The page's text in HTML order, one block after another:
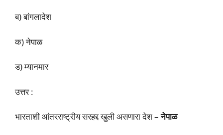
ब) बांगलादेश
क) नेपाळ
ड) म्यानमार
उत्तर :
भारताशी आंतरराष्ट्रीय सरहद्द खुली असणारा देश –नेपाळ